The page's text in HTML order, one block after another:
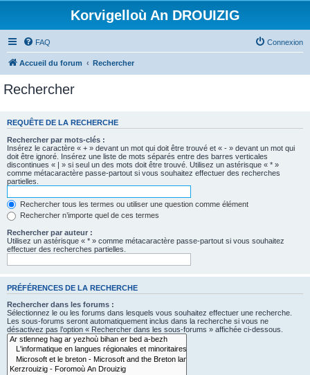
Korvigelloù An DROUIZIG
FAQ Connexion
Accueil du forum Rechercher
Rechercher
REQUÊTE DE LA RECHERCHE
Rechercher par mots-clés :
Insérez le caractère « + » devant un mot qui doit être trouvé et « - » devant un mot qui
doit être ignoré. Insérez une liste de mots séparés entre des barres verticales
discontinues « | » si seul un des mots doit être trouvé. Utilisez un astérisque « * »
comme métacaractère passe-partout si vous souhaitez effectuer des recherches
partielles.
Rechercher tous les termes ou utiliser une question comme élément
Rechercher n’importe quel de ces termes
Rechercher par auteur :
Utilisez un astérisque « * » comme métacaractère passe-partout si vous souhaitez
effectuer des recherches partielles.
PRÉFÉRENCES DE LA RECHERCHE
Rechercher dans les forums :
Sélectionnez le ou les forums dans lesquels vous souhaitez effectuer une recherche.
Les sous-forums seront automatiquement inclus dans la recherche si vous ne
désactivez pas l’option « Rechercher dans les sous-forums » affichée ci-dessous.